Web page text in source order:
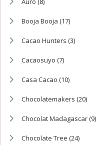
Booja Booja (17)
Cacao Hunters (3)
Cacaosuyo (7)
Casa Cacao (10)
Chocolatemakers (20)
Chocolat Madagascar(9)
Chocolate Tree (24)